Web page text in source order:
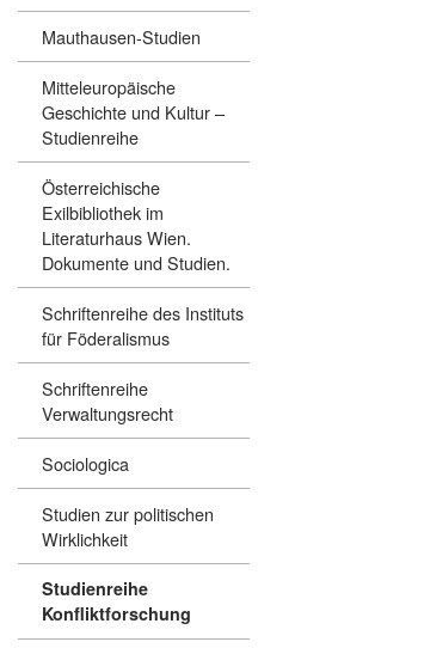
Mauthausen-Studien
Mitteleuropäische
Geschichte und Kultur –
Studienreihe
Österreichische
Exilbibliothek im
Literaturhaus Wien.
Dokumente und Studien.
Schriftenreihe des Instituts
für Föderalismus
Schriftenreihe
Verwaltungsrecht
Sociologica
Studien zur politischen
Wirklichkeit
Studienreihe
Konfliktforschung